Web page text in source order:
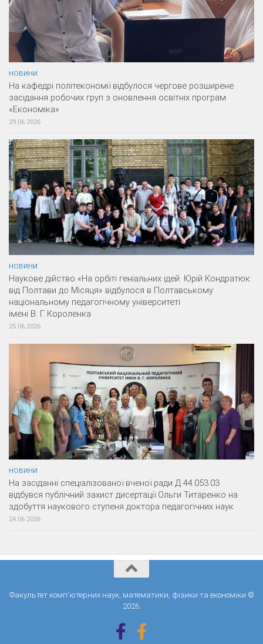
НОВИНИ
На кафедрі політекономії відбулося чергове розширене
засідання робочих груп з оновлення освітніх програм
«Економіка»
29.06.2026
НОВИНИ
Наукове дійство «На орбіті геніальних ідей. Юрій Кондратюк:
від Полтави до Місяця» відбулося в Полтавському
національному педагогічному університеті
імені В. Г. Короленка
25.06.2026
НОВИНИ
На засіданні спеціалізованої вченої ради Д 44.053.03
відбувся публічний захист дисертації Ольги Титаренко на
здобуття наукового ступеня доктора педагогічних наук
24.06.2026
Факультет комп'ютерних наук, математики, фізики та економіки ©
2026.